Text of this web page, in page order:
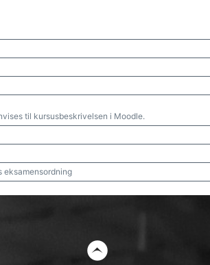
til kursusbeskrivelsen i Moodle.
eksamensordning
t